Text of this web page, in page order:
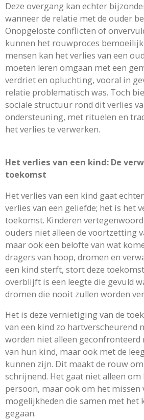
Deze overgang kan echter
wanneer de relatie met de ouder
Onopgeloste conflicten of
kunnen het rouwproces
mensen kan het verlies van een
moeten leren omgaan met een
verdriet en opluchting, vooral in
relatie problematisch was. Toch
sociale structuur rond dit verlies
ondersteuning, met rituelen en
het verlies te verwerken.
Het verlies van een kind: De
toekomst
Het verlies van een kind gaat
verlies van een geliefde; het is het
toekomst. Kinderen
ouders niet alleen de voortzetting
maar ook een belofte van wat
dragers van hoop, dromen en
een kind sterft, stort deze
overblijft is een leegte die gevuld
dromen die nooit zullen worden
Het is deze vernietiging van de
van een kind zo hartverscheurend
worden niet alleen geconfronteerd
van hun kind, maar ook met de
kunnen zijn. Dit maakt de rouw
schrijnend. Het gaat niet alleen om
persoon, maar ook om het missen
mogelijkheden die samen met het
gegaan.